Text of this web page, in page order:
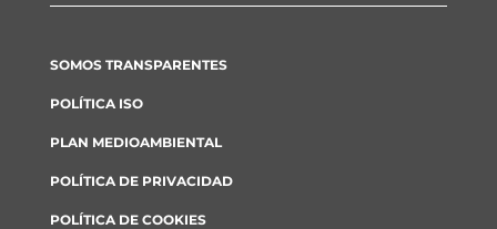
SOMOS TRANSPARENTES
POLÍTICA ISO
PLAN MEDIOAMBIENTAL
POLÍTICA DE PRIVACIDAD
POLÍTICA DE COOKIES